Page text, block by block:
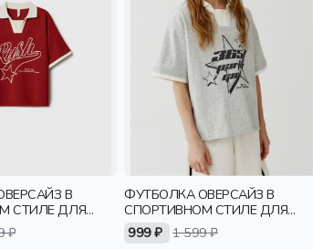
В
СТИЛЕ ДЛЯ
₽
ФУТБОЛКА ОВЕРСАЙЗ В
СПОРТИВНОМ СТИЛЕ ДЛЯ
ДЕВОЧЕК
999 ₽ 1 599 ₽